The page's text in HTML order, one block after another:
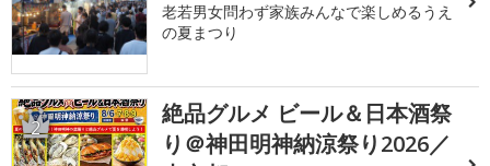
老若男女問わず家族みんなで楽しめるうえ
の夏まつり
2
絶品グルメ ビール＆日本酒祭
り＠神田明神納涼祭り2026／